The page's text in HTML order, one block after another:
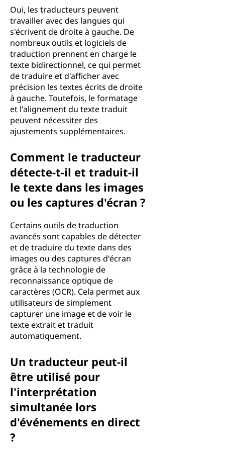
Oui, les traducteurs peuvent
travailler avec des langues qui
s'écrivent de droite à gauche. De
nombreux outils et logiciels de
traduction prennent en charge le
texte bidirectionnel, ce qui permet
de traduire et d'afficher avec
précision les textes écrits de droite
à gauche. Toutefois, le formatage
et l'alignement du texte traduit
peuvent nécessiter des
ajustements supplémentaires.
Comment le traducteur
détecte-t-il et traduit-il
le texte dans les images
ou les captures d'écran ?
Certains outils de traduction
avancés sont capables de détecter
et de traduire du texte dans des
images ou des captures d'écran
grâce à la technologie de
reconnaissance optique de
caractères (OCR). Cela permet aux
utilisateurs de simplement
capturer une image et de voir le
texte extrait et traduit
automatiquement.
Un traducteur peut-il
être utilisé pour
l'interprétation
simultanée lors
d'événements en direct
?